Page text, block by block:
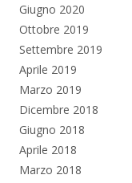
Giugno 2020
Ottobre 2019
Settembre 2019
Aprile 2019
Marzo 2019
Dicembre 2018
Giugno 2018
Aprile 2018
Marzo 2018